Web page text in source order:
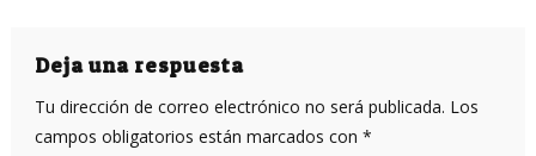
entradas
Deja una respuesta
Tu dirección de correo electrónico no será publicada. Los
campos obligatorios están marcados con *